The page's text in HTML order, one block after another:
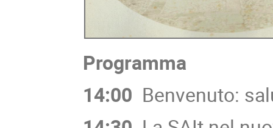
Programma
14:00 Benvenuto: